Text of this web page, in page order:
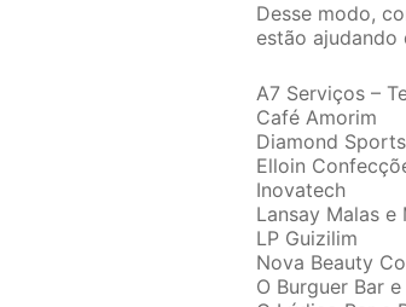
Desse modo,
estão ajudando
A7 Serviços –
Café Amorim
Diamond
Elloin
Inovatech
Lansay Malas e
LP Guizilim
Nova Beauty
O Burguer Bar